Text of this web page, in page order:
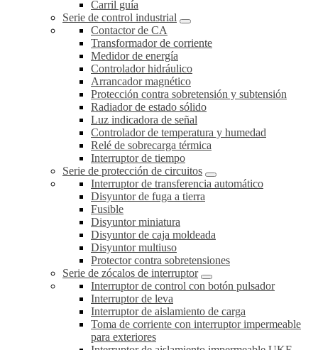
Carril guía
Serie de control industrial
Contactor de CA
Transformador de corriente
Medidor de energía
Controlador hidráulico
Arrancador magnético
Protección contra sobretensión y subtensión
Radiador de estado sólido
Luz indicadora de señal
Controlador de temperatura y humedad
Relé de sobrecarga térmica
Interruptor de tiempo
Serie de protección de circuitos
Interruptor de transferencia automático
Disyuntor de fuga a tierra
Fusible
Disyuntor miniatura
Disyuntor de caja moldeada
Disyuntor multiuso
Protector contra sobretensiones
Serie de zócalos de interruptor
Interruptor de control con botón pulsador
Interruptor de leva
Interruptor de aislamiento de carga
Toma de corriente con interruptor impermeable
para exteriores